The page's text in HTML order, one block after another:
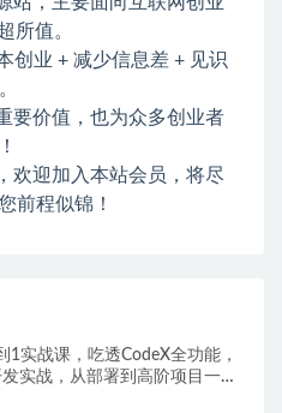
所值。
创业 + 减少信息差 + 见识
要价值，也为众多创业者
欢迎加入本站会员，将尽
前程似锦！
1实战课，吃透CodeX全功能，
实战，从部署到高阶项目一键